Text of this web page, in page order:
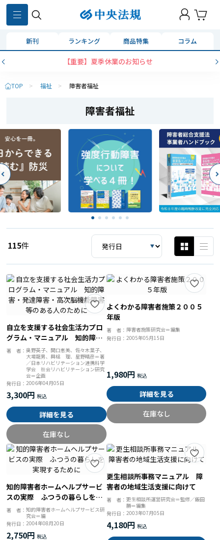
新刊 ランキング 商品特集 コラム
【重要】夏季休業のお知らせ
TOP > 福祉 > 障害者福祉
障害者福祉
115件
自立を支援する社会生活力プロ
グラム・マニュアル 知的障
害・発達障害・高次脳機能障害
等のある人のために
著 者：奥野英子、関口恵美、佐々木葉子、
大場龍男、興梠 理、星野晴彦＝著
／日本リハビリテーション連携科学
学会 社会リハビリテーション研究
会＝企画
発行日：2006年04月05日
3,300円
詳細を見る
在庫なし
よくわかる障害者施策２００５
年版
著 者： 障害者施策研究会＝編集
発行日： 2005年05月15日
1,980円
詳細を見る
在庫なし
知的障害者ホームヘルプサービ
スの実際 ふつうの暮らしを実
現するために
著 者：知的障害者ホームヘルプサービス研
究会＝編
発行日：2004年08月20日
2,750円
更生相談所事務マニュアル 障
害者の地域生活支援に向けて
著 者： 更生相談所運営研究会＝監修／飯田
勝＝編集
発行日： 2003年07月05日
4,180円